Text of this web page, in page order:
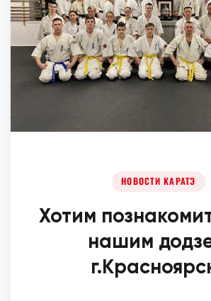
НОВОСТИ КАРАТЭ
Хотим
нашим